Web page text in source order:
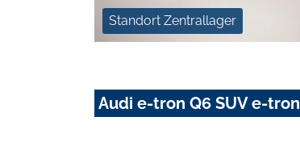
Standort Zentrallager
Audi e-tron Q6 SUV e-tron